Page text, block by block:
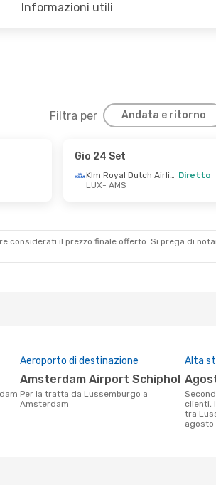
Informazioni utili
Filtra per Andata e ritorno
Gio 24 Set
Klm Royal Dutch Airlines Diretto
LUX- AMS
considerati il ​​prezzo finale offerto. Si prega di
Aeroporto di destinazione
Amsterdam Airport Schiphol
Per la tratta da Lussemburgo a
Amsterdam
Alta
Secondo i dati della nostra ricerca
clienti,
tra
agosto